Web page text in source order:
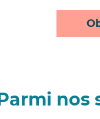
nos